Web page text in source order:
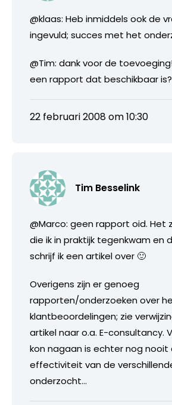
@klaas: Heb inmiddels ook de
ingevuld; succes met het
@Tim: dank voor de
een rapport dat beschikbaar is?
22 februari 2008 om 10:30
Tim Besselink
@Marco: geen rapport oid. Het
die ik in praktijk tegenkwam en
schrijf ik een artikel over 🙂
Overigens zijn er genoeg
rapporten/onderzoeken over
klantbeoordelingen; zie
artikel naar o.a. E-consultancy.
kon nagaan is echter nog nooit
effectiviteit van de
onderzocht…